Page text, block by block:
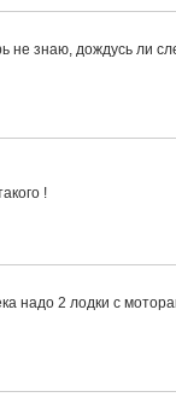
не знаю, дождусь ли
!
надо 2 лодки с